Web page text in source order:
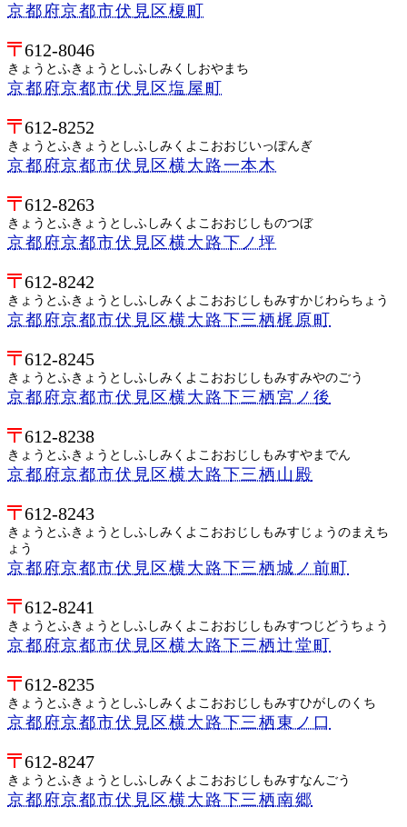
京都府京都市伏見区榎町
612-8046
きょうとふきょうとしふしみくしおやまち
京都府京都市伏見区塩屋町
612-8252
きょうとふきょうとしふしみくよこおおじいっぽんぎ
京都府京都市伏見区横大路一本木
612-8263
きょうとふきょうとしふしみくよこおおじしものつぼ
京都府京都市伏見区横大路下ノ坪
612-8242
きょうとふきょうとしふしみくよこおおじしもみすかじわらちょう
京都府京都市伏見区横大路下三栖梶原町
612-8245
きょうとふきょうとしふしみくよこおおじしもみすみやのごう
京都府京都市伏見区横大路下三栖宮ノ後
612-8238
きょうとふきょうとしふしみくよこおおじしもみすやまでん
京都府京都市伏見区横大路下三栖山殿
612-8243
きょうとふきょうとしふしみくよこおおじしもみすじょうのまえち
ょう
京都府京都市伏見区横大路下三栖城ノ前町
612-8241
きょうとふきょうとしふしみくよこおおじしもみすつじどうちょう
京都府京都市伏見区横大路下三栖辻堂町
612-8235
きょうとふきょうとしふしみくよこおおじしもみすひがしのくち
京都府京都市伏見区横大路下三栖東ノ口
612-8247
きょうとふきょうとしふしみくよこおおじしもみすなんごう
京都府京都市伏見区横大路下三栖南郷